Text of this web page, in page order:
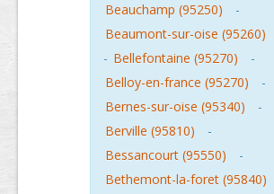
Beauchamp (95250)
-
Beaumont-sur-oise (95260)
- Bellefontaine (95270)
-
Belloy-en-france (95270)
-
Bernes-sur-oise (95340)
-
Berville (95810)
-
Bessancourt (95550)
-
Bethemont-la-foret (95840)